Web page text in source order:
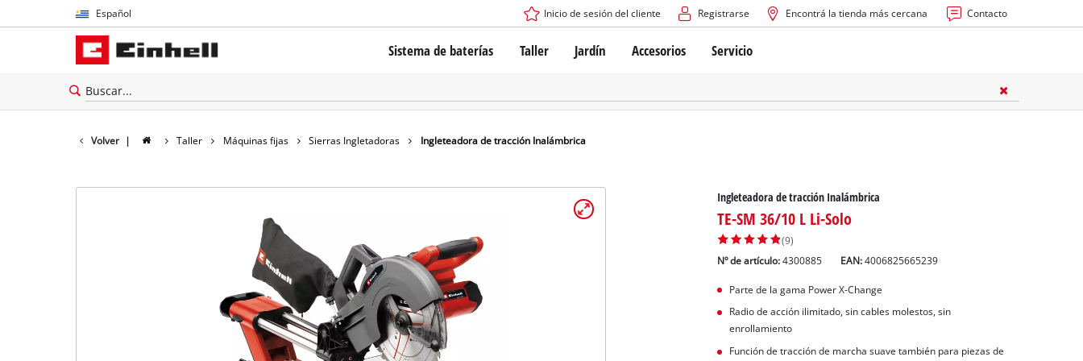
Español
Español
English
Inicio de sesión del cliente Registrarse Encontrá la tienda más cercana Contacto
Sistema de baterías
El sistema de baterías Power X-Change
Sobre Einhell PROFESSIONAL
Todos los dispositivos PROFESSIONAL
Herramientas eléctricas PROFESSIONAL
Herramientas de jardín PROFESSIONAL
Taller
Atornilladores inalámbricos
Taladros de columna
Routers para madera
Jardín
Cortadoras de césped a batería
Cortadoras de césped manuales
Accesorios Servicio
Volver | Taller Máquinas fijas Sierras Ingletadoras Ingleteadora de tracción Inalámbrica
Ingleteadora de tracción Inalámbrica
TE-SM 36/10 L Li-Solo
(9)
Nº de artículo: 4300885 EAN:4006825665239
Parte de la gama Power X-Change
Radio de acción ilimitado, sin cables molestos, sin
enrollamiento
Función de tracción de marcha suave también para piezas de